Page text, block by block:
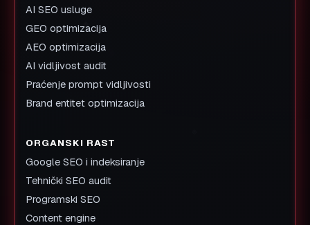
AI SEO usluge
GEO optimizacija
AEO optimizacija
AI vidljivost audit
Praćenje prompt vidljivosti
Brand entitet optimizacija
ORGANSKI RAST
Google SEO i indeksiranje
Tehnički SEO audit
Programski SEO
Content engine